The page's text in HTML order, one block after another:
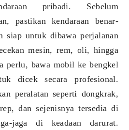
pribadi. Sebelum
pastikan kendaraan benar-
siap untuk dibawa perjalanan
mesin, rem, oli, hingga
perlu, bawa mobil ke bengkel
dicek secara profesional.
peralatan seperti dongkrak,
dan sejenisnya tersedia di
jaga di keadaan darurat.